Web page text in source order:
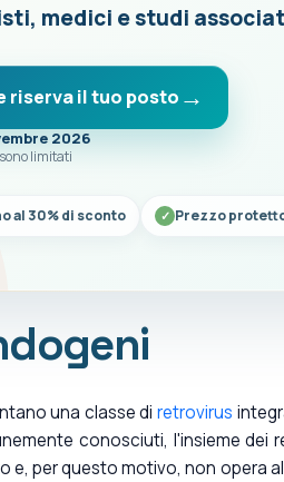
medici e studi
riserva il tuo posto
2026
limitati
al 30% di sconto Prezzo
una classe di retrovirus
conosciuti, l'insieme dei
e, per questo motivo, non opera